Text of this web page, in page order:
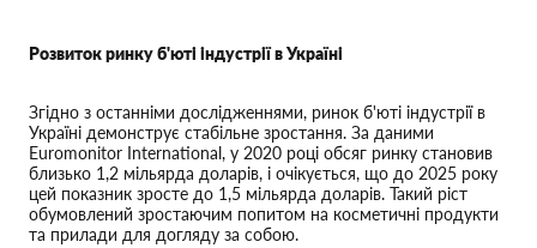
Розвиток ринку б'юті індустрії в Україні
Згідно з останніми дослідженнями, ринок б'юті індустрії в
Україні демонструє стабільне зростання. За даними
Euromonitor International, у 2020 році обсяг ринку становив
близько 1,2 мільярда доларів, і очікується, що до 2025 року
цей показник зросте до 1,5 мільярда доларів. Такий ріст
обумовлений зростаючим попитом на косметичні продукти
та прилади для догляду за собою.